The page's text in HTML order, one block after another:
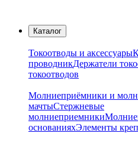
Каталог
Токоотводы и аксессуары
проводникДержатели
токоотводов
Молниеприёмники и
мачтыСтержневые
молниеприемники
основанияхЭлементы